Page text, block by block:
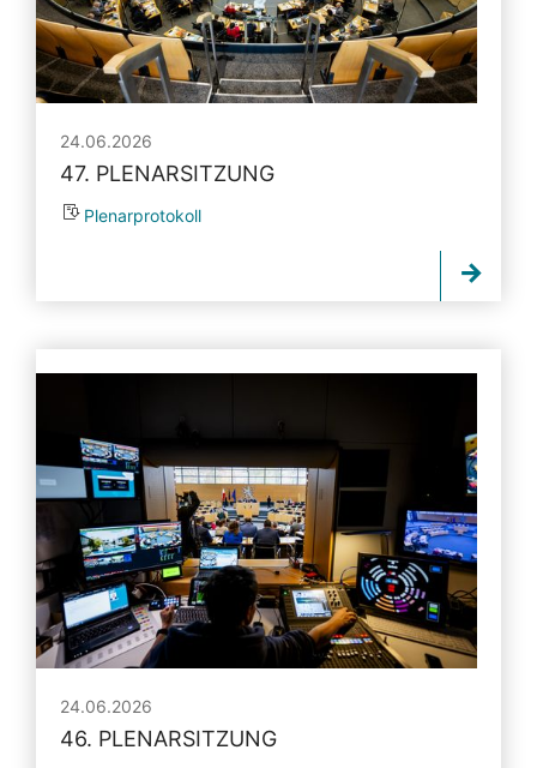
24.06.2026
47. PLENARSITZUNG
Plenarprotokoll
24.06.2026
46. PLENARSITZUNG